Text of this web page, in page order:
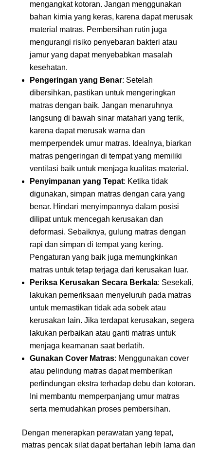
mengangkat kotoran. Jangan menggunakan
bahan kimia yang keras, karena dapat merusak
material matras. Pembersihan rutin juga
mengurangi risiko penyebaran bakteri atau
jamur yang dapat menyebabkan masalah
kesehatan.
Pengeringan yang Benar: Setelah
dibersihkan, pastikan untuk mengeringkan
matras dengan baik. Jangan menaruhnya
langsung di bawah sinar matahari yang terik,
karena dapat merusak warna dan
memperpendek umur matras. Idealnya, biarkan
matras pengeringan di tempat yang memiliki
ventilasi baik untuk menjaga kualitas material.
Penyimpanan yang Tepat: Ketika tidak
digunakan, simpan matras dengan cara yang
benar. Hindari menyimpannya dalam posisi
dilipat untuk mencegah kerusakan dan
deformasi. Sebaiknya, gulung matras dengan
rapi dan simpan di tempat yang kering.
Pengaturan yang baik juga memungkinkan
matras untuk tetap terjaga dari kerusakan luar.
Periksa Kerusakan Secara Berkala: Sesekali,
lakukan pemeriksaan menyeluruh pada matras
untuk memastikan tidak ada sobek atau
kerusakan lain. Jika terdapat kerusakan, segera
lakukan perbaikan atau ganti matras untuk
menjaga keamanan saat berlatih.
Gunakan Cover Matras: Menggunakan cover
atau pelindung matras dapat memberikan
perlindungan ekstra terhadap debu dan kotoran.
Ini membantu memperpanjang umur matras
serta memudahkan proses pembersihan.
Dengan menerapkan perawatan yang tepat,
matras pencak silat dapat bertahan lebih lama dan